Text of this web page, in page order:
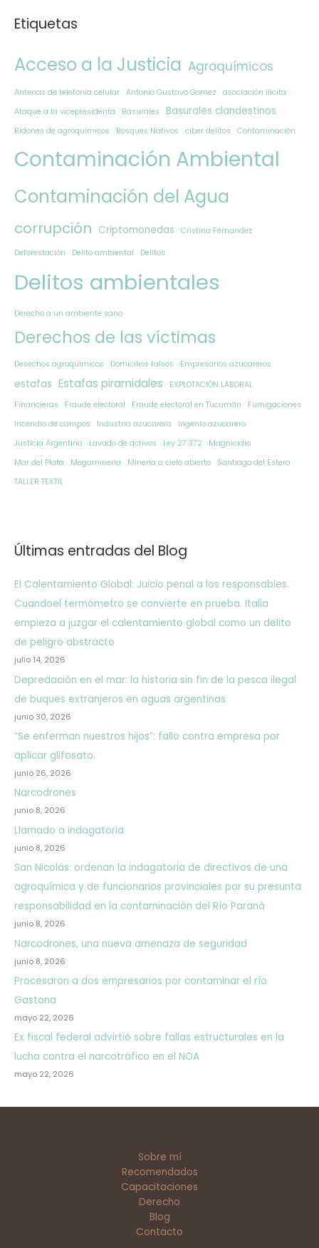
Etiquetas
Acceso a la Justicia Agroquímicos
Antenas de telefonía celular Antonio Gustavo Gomez
asociación ilícita
Ataque a la vicepresidenta
Basurales Basurales clandestinos
Bidones de agroquímicos Bosques Nativos ciber delitos Contaminación
Contaminación Ambiental
Contaminación del Agua
corrupción Criptomonedas Cristina Fernandez
Deforestaciòn Delito ambiental Delitos
Delitos ambientales
Derecho a un ambiente sano
Derechos de las víctimas
Desechos agroquímicos Domicilios falsos Empresarios azucareros
estafas Estafas piramidales
EXPLOTACIÓN LABORAL
Financieras
Fraude electoral Fraude electoral en Tucumán
Fumigaciones
Incendio de campos
Industria azucarera
Ingenio azucarero
Justicia Argentina
Lavado de activos Ley 27.372
Magnicidio
Mar del Plata
Megaminería Minería a cielo abierto
Santiago del Estero
TALLER TEXTIL
Últimas entradas del Blog
El Calentamiento Global: Juicio penal a los responsables.
Cuandoel termómetro se convierte en prueba. Italia
empieza a juzgar el calentamiento global como un delito
de peligro abstracto
julio 14, 2026
Depredación en el mar: la historia sin fin de la pesca ilegal
de buques extranjeros en aguas argentinas
junio 30, 2026
“Se enferman nuestros hijos”: fallo contra empresa por
aplicar glifosato.
junio 26, 2026
Narcodrones
junio 8, 2026
Llamado a indagatoria
junio 8, 2026
San Nicolás: ordenan la indagatoria de directivos de una
agroquímica y de funcionarios provinciales por su presunta
responsabilidad en la contaminación del Río Paraná
junio 8, 2026
Narcodrones, una nueva amenaza de seguridad
junio 8, 2026
Procesaron a dos empresarios por contaminar el río
Gastona
mayo 22, 2026
Ex fiscal federal advirtió sobre fallas estructurales en la
lucha contra el narcotráfico en el NOA
mayo 22, 2026
Sobre mí
Recomendados
Capacitaciones
Derecho
Blog
Contacto